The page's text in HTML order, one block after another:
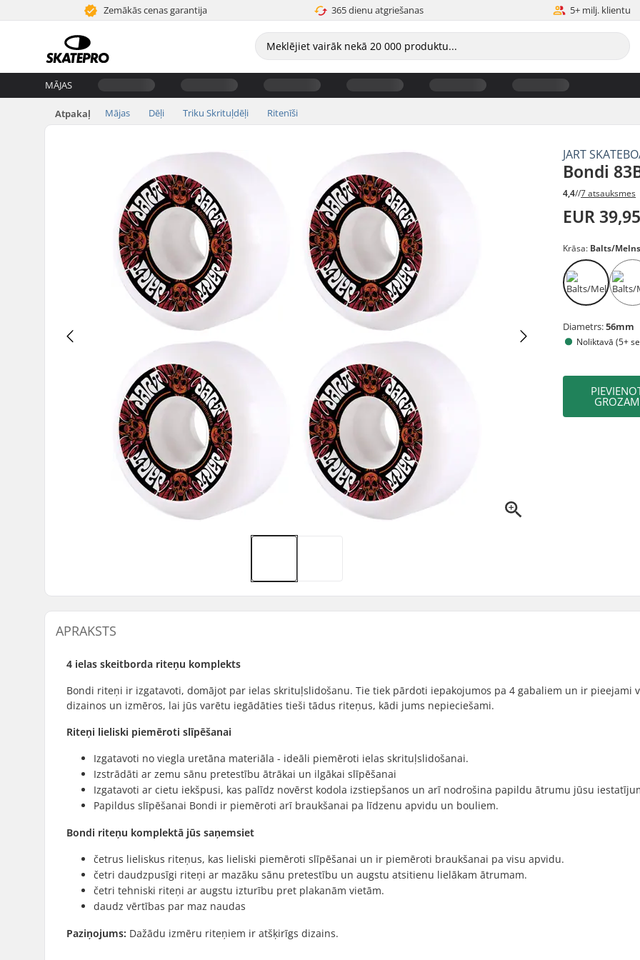
Zemākās cenas garantija 365 dienu atgriešanas 5+ milj. klientu
MĀJAS
Atpakaļ Mājas Dēļi Triku Skrituļdēļi Ritenīši
JART
Bondi
4,4//7 atsauksmes
EUR 39,95
Krāsa: Balts/
Diametrs:56mm
Noliktavā (5+
GROZAM
APRAKSTS
4 ielas skeitborda riteņu komplekts
Bondi riteņi ir izgatavoti, domājot par ielas skrituļslidošanu. Tie tiek pārdoti iepakojumos pa 4 gabaliem un ir pieejami
dizainos un izmēros, lai jūs varētu iegādāties tieši tādus riteņus, kādi jums nepieciešami.
Riteņi lieliski piemēroti slīpēšanai
Izgatavoti no viegla uretāna materiāla - ideāli piemēroti ielas skrituļslidošanai.
Izstrādāti ar zemu sānu pretestību ātrākai un ilgākai slīpēšanai
Izgatavoti ar cietu iekšpusi, kas palīdz novērst kodola izstiepšanos un arī nodrošina papildu ātrumu jūsu
Papildus slīpēšanai Bondi ir piemēroti arī braukšanai pa līdzenu apvidu un bouliem.
Bondi riteņu komplektā jūs saņemsiet
četrus lieliskus riteņus, kas lieliski piemēroti slīpēšanai un ir piemēroti braukšanai pa visu apvidu.
četri daudzpusīgi riteņi ar mazāku sānu pretestību un augstu atsitienu lielākam ātrumam.
četri tehniski riteņi ar augstu izturību pret plakanām vietām.
daudz vērtības par maz naudas
Paziņojums: Dažādu izmēru riteņiem ir atšķirīgs dizains.